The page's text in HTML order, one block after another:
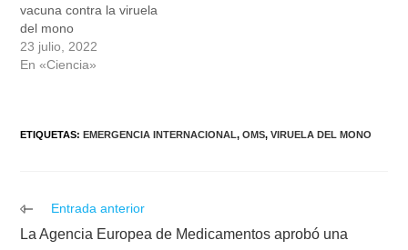
vacuna contra la viruela
del mono
23 julio, 2022
En «Ciencia»
ETIQUETAS:EMERGENCIA INTERNACIONAL, OMS, VIRUELA DEL MONO
Leer
artículos
Entrada anterior
La Agencia Europea de Medicamentos aprobó una